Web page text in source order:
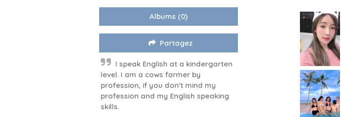
Albums (0)
Partagez
I speak English at a kindergarten
level. I am a cows farmer by
profession, if you don't mind my
profession and my English speaking
skills.